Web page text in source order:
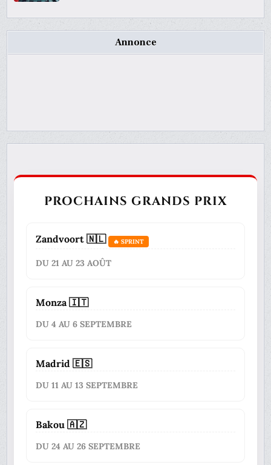
Annonce
PROCHAINS GRANDS PRIX
Zandvoort 🇳🇱 🔥 SPRINT
DU 21 AU 23 AOÛT
Monza 🇮🇹
DU 4 AU 6 SEPTEMBRE
Madrid 🇪🇸
DU 11 AU 13 SEPTEMBRE
Bakou 🇦🇿
DU 24 AU 26 SEPTEMBRE